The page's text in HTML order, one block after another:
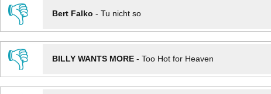
👎
Bert Falko - Tu nicht so
👎
BILLY WANTS MORE- Too Hot for Heaven